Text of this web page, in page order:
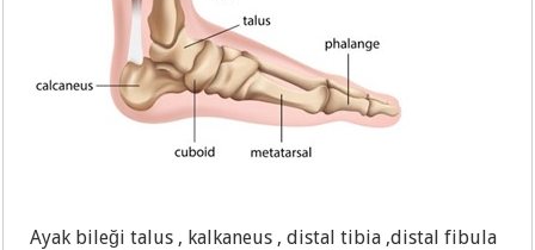
Ayak bileği talus , kalkaneus , distal tibia ,distal fibula